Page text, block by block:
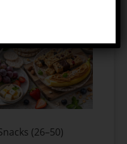
(26–50)